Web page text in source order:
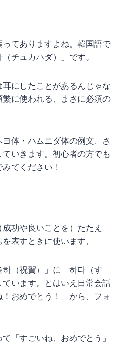
てありますよね。韓国語で
チュカハダ）」です。
にしたことがあるんじゃな
に使われる、まさに必須の
体・ハムニダ体の例文、さ
いきます。初心者の方でも
てください！
功や良いことを）たたえ
表すときに使います。
（祝賀）」に「하다（す
います。とはいえ日常会話
おめでとう！」から、フォ
「すごいね、おめでとう」